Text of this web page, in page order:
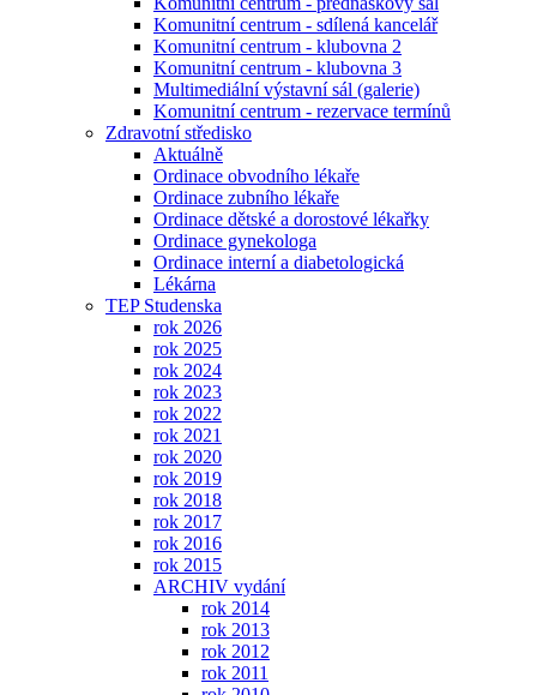
Komunitní centrum - sdílená kancelář
Komunitní centrum - klubovna 2
Komunitní centrum - klubovna 3
Multimediální výstavní sál (galerie)
Komunitní centrum - rezervace termínů
Zdravotní středisko
Aktuálně
Ordinace obvodního lékaře
Ordinace zubního lékaře
Ordinace dětské a dorostové lékařky
Ordinace gynekologa
Ordinace interní a diabetologická
Lékárna
TEP Studenska
rok 2026
rok 2025
rok 2024
rok 2023
rok 2022
rok 2021
rok 2020
rok 2019
rok 2018
rok 2017
rok 2016
rok 2015
ARCHIV vydání
rok 2014
rok 2013
rok 2012
rok 2011